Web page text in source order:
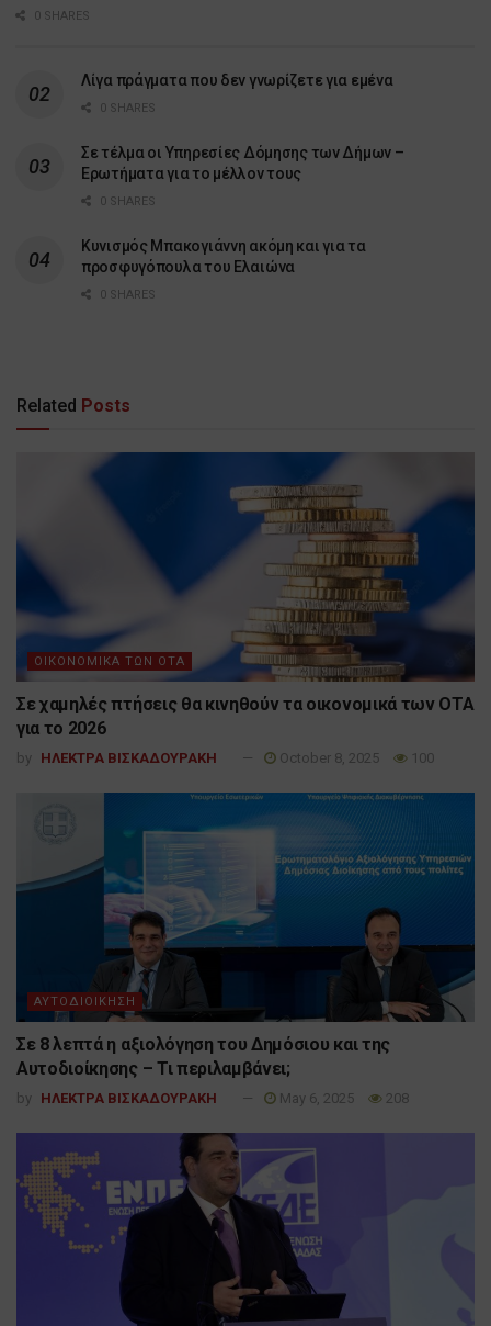
0 SHARES
Λίγα πράγματα που δεν γνωρίζετε για εμένα
0 SHARES
Σε τέλμα οι Υπηρεσίες Δόμησης των Δήμων –
Ερωτήματα για το μέλλον τους
0 SHARES
Κυνισμός Μπακογιάννη ακόμη και για τα
προσφυγόπουλα του Ελαιώνα
0 SHARES
Related Posts
ΟΙΚΟΝΟΜΙΚΑ ΤΩΝ ΟΤΑ
Σε χαμηλές πτήσεις θα κινηθούν τα οικονομικά των ΟΤΑ
για το 2026
by ΗΛΕΚΤΡΑ ΒΙΣΚΑΔΟΥΡΑΚΗ October 8, 2025 100
ΑΥΤΟΔΙΟΙΚΗΣΗ
Σε 8 λεπτά η αξιολόγηση του Δημόσιου και της
Αυτοδιοίκησης – Τι περιλαμβάνει;
by ΗΛΕΚΤΡΑ ΒΙΣΚΑΔΟΥΡΑΚΗ May 6, 2025 208